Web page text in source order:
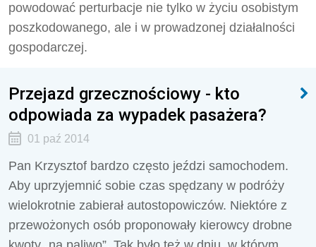
powodować perturbacje nie tylko w życiu osobistym
poszkodowanego, ale i w prowadzonej działalności
gospodarczej.
Przejazd grzecznościowy - kto
odpowiada za wypadek pasażera?
01 paź 2014
Pan Krzysztof bardzo często jeździ samochodem.
Aby uprzyjemnić sobie czas spędzany w podróży
wielokrotnie zabierał autostopowiczów. Niektóre z
przewożonych osób proponowały kierowcy drobne